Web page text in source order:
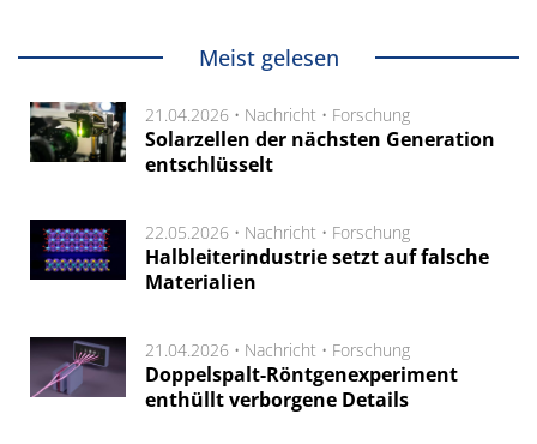
Meist gelesen
21.04.2026 • Nachricht • Forschung
Solarzellen der nächsten Generation
entschlüsselt
22.05.2026 • Nachricht • Forschung
Halbleiterindustrie setzt auf falsche
Materialien
21.04.2026 • Nachricht • Forschung
Doppelspalt-Röntgenexperiment
enthüllt verborgene Details